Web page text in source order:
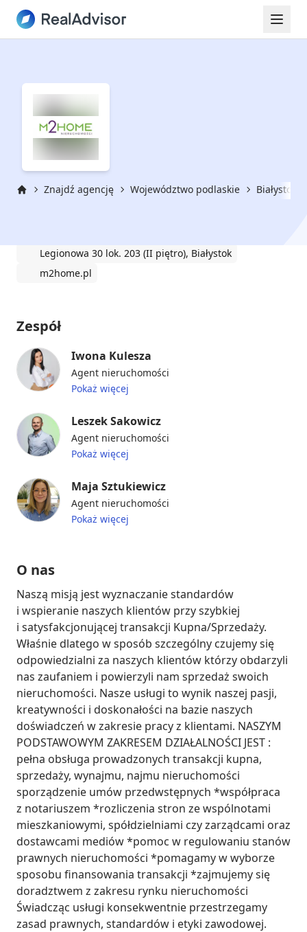
Znajdź agencję Województwo podlaskie Białystok
Legionowa 30 lok. 203 (II piętro), Białystok
m2home.pl
Zespół
Iwona Kulesza
Agent nieruchomości
Pokaż więcej
Leszek Sakowicz
Agent nieruchomości
Pokaż więcej
Maja Sztukiewicz
Agent nieruchomości
Pokaż więcej
O nas
Naszą misją jest wyznaczanie standardów
i wspieranie naszych klientów przy szybkiej
i satysfakcjonującej transakcji Kupna/Sprzedaży.
Właśnie dlatego w sposób szczególny czujemy się
odpowiedzialni za naszych klientów którzy obdarzyli
nas zaufaniem i powierzyli nam sprzedaż swoich
nieruchomości. Nasze usługi to wynik naszej pasji,
kreatywności i doskonałości na bazie naszych
doświadczeń w zakresie pracy z klientami. NASZYM
PODSTAWOWYM ZAKRESEM DZIAŁALNOŚCI JEST :
pełna obsługa prowadzonych transakcji kupna,
sprzedaży, wynajmu, najmu nieruchomości
sporządzenie umów przedwstępnych *współpraca
z notariuszem *rozliczenia stron ze wspólnotami
mieszkaniowymi, spółdzielniami czy zarządcami oraz
dostawcami mediów *pomoc w regulowaniu stanów
prawnych nieruchomości *pomagamy w wyborze
sposobu finansowania transakcji *zajmujemy się
doradztwem z zakresu rynku nieruchomości
Świadcząc usługi konsekwentnie przestrzegamy
zasad prawnych, standardów i etyki zawodowej.